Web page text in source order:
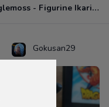
Eaglemoss - Figurine Ikaris - Marvel Comics - Plomb
Gokusan29